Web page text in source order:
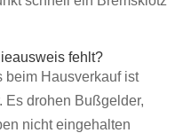
fehlt?
beim Hausverkauf ist
Es drohen Bußgelder,
nicht eingehalten